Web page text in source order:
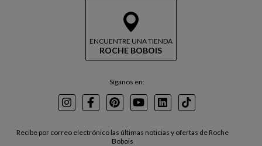
ENCUENTRE UNA TIENDA
ROCHE BOBOIS
Síganos en:
InstagramFacebookPinterest
YoutubeLinkedInTikTok
Recibe por correo electrónico las últimas noticias y ofertas de Roche
Bobois